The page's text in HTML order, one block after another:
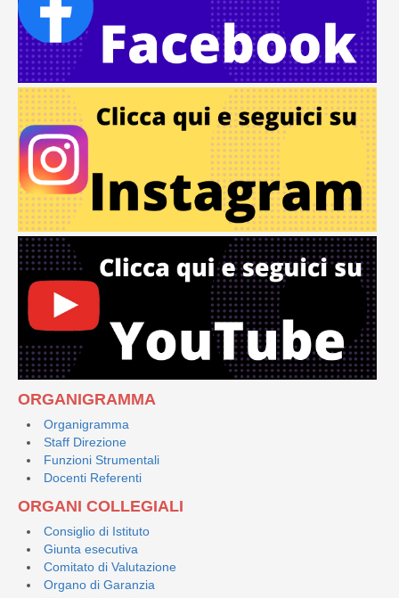
ORGANIGRAMMA
Organigramma
Staff Direzione
Funzioni Strumentali
Docenti Referenti
ORGANI COLLEGIALI
Consiglio di Istituto
Giunta esecutiva
Comitato di Valutazione
Organo di Garanzia